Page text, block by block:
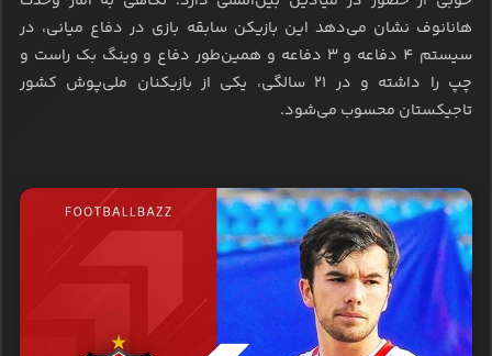
هانانوف نشان می‌دهد این بازیکن سابقه بازی در دفاع میانی، در
سیستم 4 دفاعه و 3 دفاعه و همین‌طور دفاع و وینگ بک راست و
چپ را داشته و در 21 سالگی، یکی از بازیکنان ملی‌پوش کشور
تاجیکستان محسوب می‌شود.